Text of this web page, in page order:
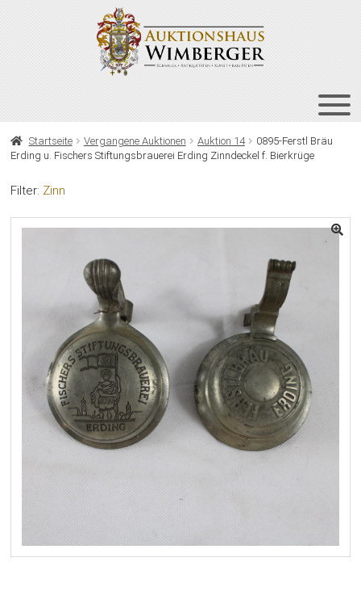
HOME
ÜBER UNS
KONTAKT
NEWSLETTER
Startseite Vergangene Auktionen Auktion 14
0895-Ferstl Bräu
Erding u. Fischers Stiftungsbrauerei Erding Zinndeckel f. Bierkrüge
Filter: Zinn